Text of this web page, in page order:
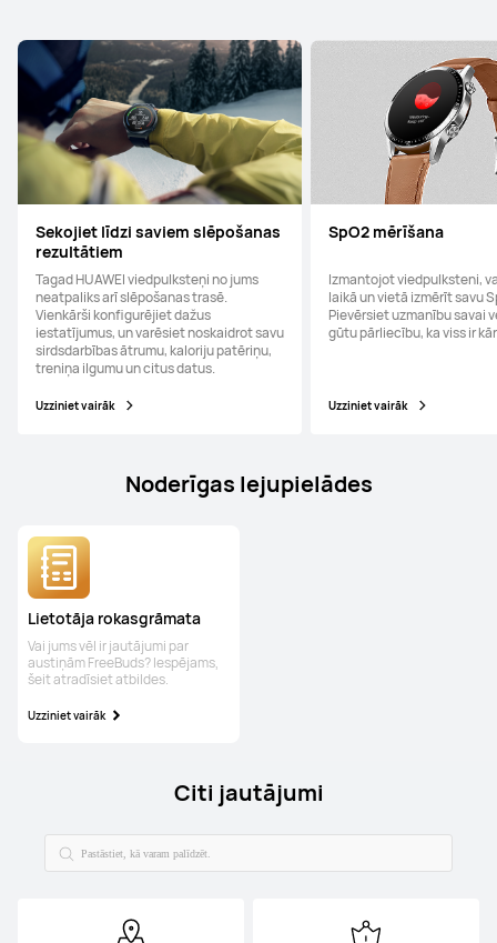
Sekojiet līdzi saviem slēpošanas
rezultātiem
Tagad HUAWEI viedpulksteņi no jums
neatpaliks arī slēpošanas trasē.
Vienkārši konfigurējiet dažus
iestatījumus, un varēsiet noskaidrot savu
sirdsdarbības ātrumu, kaloriju patēriņu,
treniņa ilgumu un citus datus.
Uzziniet vairāk
SpO2 mērīšana
Izmantojot viedpulksteni,
laikā un vietā izmērīt savu
Pievērsiet uzmanību savai
gūtu pārliecību, ka viss ir
Uzziniet vairāk
Noderīgas lejupielādes
Lietotāja rokasgrāmata
Vai jums vēl ir jautājumi par
austiņām FreeBuds? Iespējams,
šeit atradīsiet atbildes.
Uzziniet vairāk
Citi jautājumi